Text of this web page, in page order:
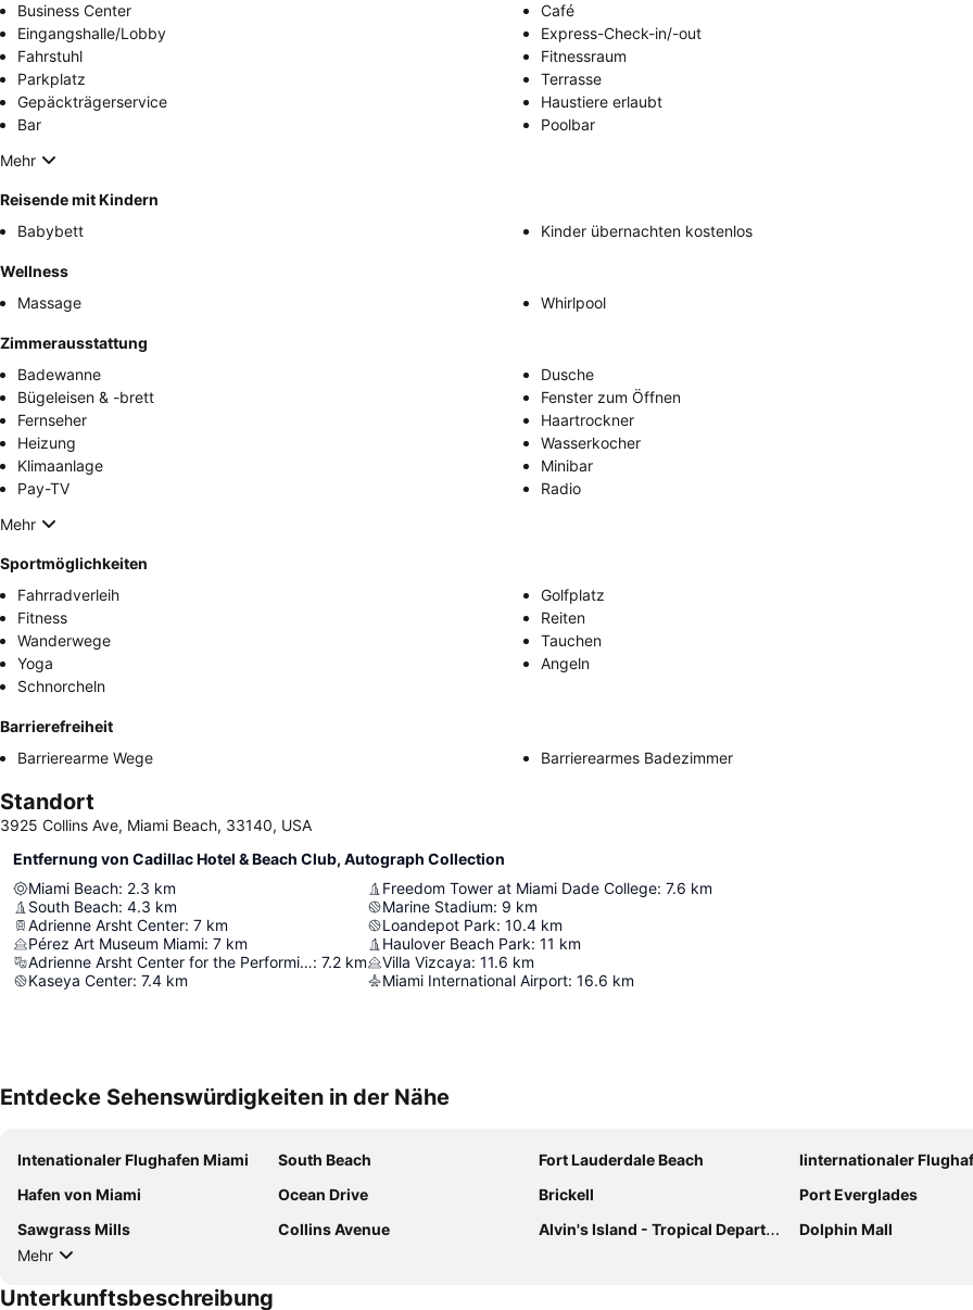
Business Center
Café
Eingangshalle/Lobby
Express-Check-in/-out
Fahrstuhl
Fitnessraum
Parkplatz
Terrasse
Gepäckträgerservice
Haustiere erlaubt
Bar
Poolbar
Mehr
Reisende mit Kindern
Babybett
Kinder übernachten kostenlos
Wellness
Massage
Whirlpool
Zimmerausstattung
Badewanne
Dusche
Bügeleisen & -brett
Fenster zum Öffnen
Fernseher
Haartrockner
Heizung
Wasserkocher
Klimaanlage
Minibar
Pay-TV
Radio
Mehr
Sportmöglichkeiten
Fahrradverleih
Golfplatz
Fitness
Reiten
Wanderwege
Tauchen
Yoga
Angeln
Schnorcheln
Barrierefreiheit
Barrierearme Wege
Barrierearmes Badezimmer
Standort
3925 Collins Ave, Miami Beach, 33140, USA
Entfernung von Cadillac Hotel & Beach Club, Autograph Collection
Miami Beach: 2.3 km
South Beach: 4.3 km
Adrienne Arsht Center: 7 km
Pérez Art Museum Miami: 7 km
Adrienne Arsht Center for the Performing Arts: 7.2 km
Kaseya Center: 7.4 km
Freedom Tower at Miami Dade College: 7.6 km
Marine Stadium: 9 km
Loandepot Park: 10.4 km
Haulover Beach Park: 11 km
Villa Vizcaya: 11.6 km
Miami International Airport: 16.6 km
Entdecke Sehenswürdigkeiten in der Nähe
Intenationaler Flughafen Miami South Beach Fort Lauderdale Beach
Iinternationaler Flughafen Fort
Hafen von Miami
Ocean Drive Brickell
Port Everglades
Sawgrass Mills
Collins Avenue Alvin's Island - Tropical Department Stores
Dolphin Mall
Mehr
Unterkunftsbeschreibung